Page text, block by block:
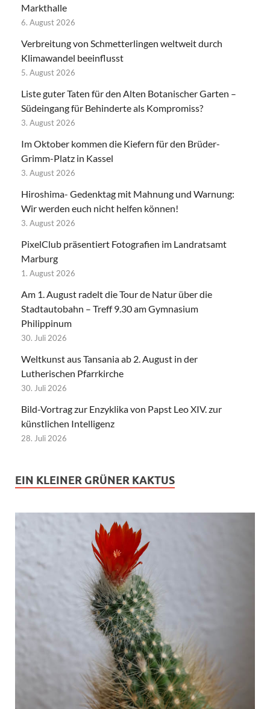
Markthalle
6. August 2026
Verbreitung von Schmetterlingen weltweit durch
Klimawandel beeinflusst
5. August 2026
Liste guter Taten für den Alten Botanischer Garten –
Südeingang für Behinderte als Kompromiss?
3. August 2026
Im Oktober kommen die Kiefern für den Brüder-
Grimm-Platz in Kassel
3. August 2026
Hiroshima- Gedenktag mit Mahnung und Warnung:
Wir werden euch nicht helfen können!
3. August 2026
PixelClub präsentiert Fotografien im Landratsamt
Marburg
1. August 2026
Am 1. August radelt die Tour de Natur über die
Stadtautobahn – Treff 9.30 am Gymnasium
Philippinum
30. Juli 2026
Weltkunst aus Tansania ab 2. August in der
Lutherischen Pfarrkirche
30. Juli 2026
Bild-Vortrag zur Enzyklika von Papst Leo XIV. zur
künstlichen Intelligenz
28. Juli 2026
EIN KLEINER GRÜNER KAKTUS